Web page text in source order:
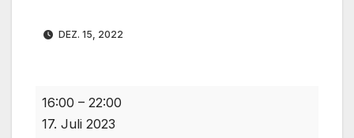
DEZ. 15, 2022
FF
Montagsdienst
16:00 – 22:00
17. Juli 2023